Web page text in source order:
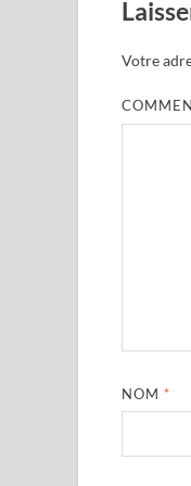
Votre
NOM *